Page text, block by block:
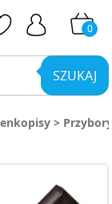
0
SZUKAJ
>